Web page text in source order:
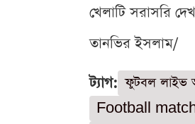
খেলাটি সরাসরি
তানভির ইসলাম/
ট্যাগ: ফুটবল লাইভ
Football